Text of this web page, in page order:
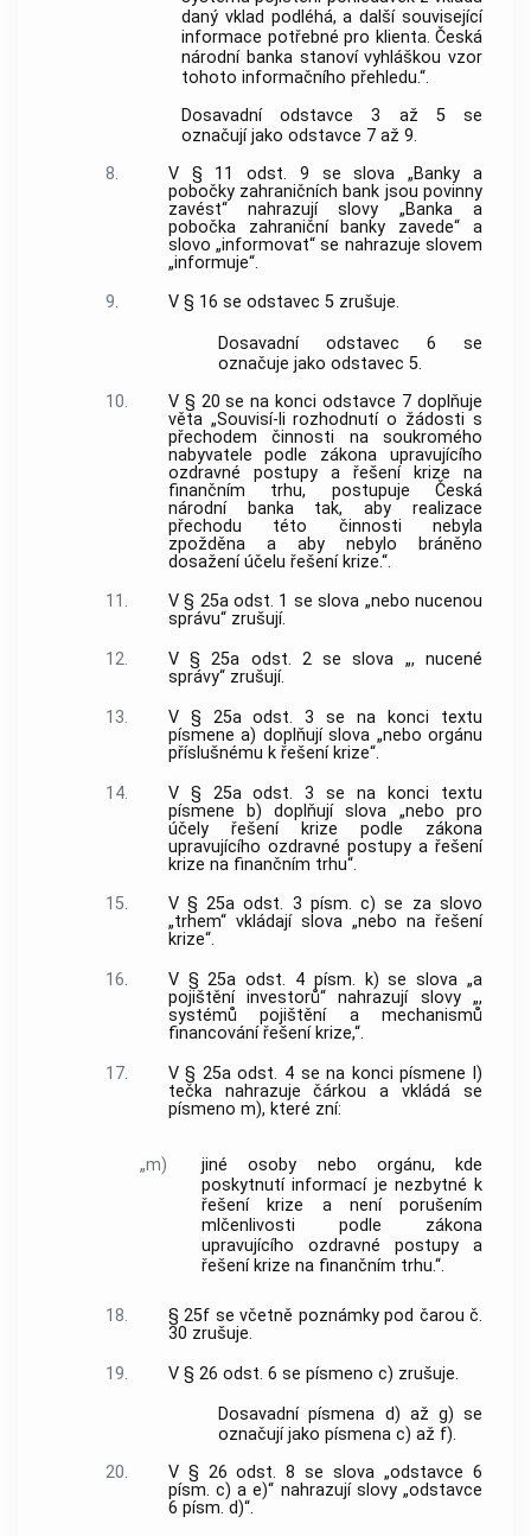
daný vklad podléhá, a další související
informace potřebné pro klienta. Česká
národní banka stanoví vyhláškou vzor
tohoto informačního přehledu.“.
Dosavadní odstavce 3 až 5 se
označují jako odstavce 7 až 9.
8.
V § 11 odst. 9 se slova „Banky a
pobočky zahraničních bank jsou povinny
zavést“ nahrazují slovy „Banka a
pobočka zahraniční banky zavede“ a
slovo „informovat“ se nahrazuje slovem
„informuje“.
9.
V § 16 se odstavec 5 zrušuje.
Dosavadní odstavec 6 se
označuje jako odstavec 5.
10.
V § 20 se na konci odstavce 7 doplňuje
věta „Souvisí-li rozhodnutí o žádosti s
přechodem činnosti na soukromého
nabyvatele podle zákona upravujícího
ozdravné postupy a řešení krize na
finančním trhu, postupuje Česká
národní banka tak, aby realizace
přechodu této činnosti nebyla
zpožděna a aby nebylo bráněno
dosažení účelu řešení krize.“.
11.
V § 25a odst. 1 se slova „nebo nucenou
správu“ zrušují.
12.
V § 25a odst. 2 se slova „, nucené
správy“ zrušují.
13.
V § 25a odst. 3 se na konci textu
písmene a) doplňují slova „nebo orgánu
příslušnému k řešení krize“.
14.
V § 25a odst. 3 se na konci textu
písmene b) doplňují slova „nebo pro
účely řešení krize podle zákona
upravujícího ozdravné postupy a řešení
krize na finančním trhu“.
15.
V § 25a odst. 3 písm. c) se za slovo
„trhem“ vkládají slova „nebo na řešení
krize“.
16.
V § 25a odst. 4 písm. k) se slova „a
pojištění investorů“ nahrazují slovy „,
systémů pojištění a mechanismů
financování řešení krize,“.
17.
V § 25a odst. 4 se na konci písmene l)
tečka nahrazuje čárkou a vkládá se
písmeno m), které zní:
„m)
jiné osoby nebo orgánu, kde
poskytnutí informací je nezbytné k
řešení krize a není porušením
mlčenlivosti podle zákona
upravujícího ozdravné postupy a
řešení krize na finančním trhu.“.
18.
§ 25f se včetně poznámky pod čarou č.
30 zrušuje.
19.
V § 26 odst. 6 se písmeno c) zrušuje.
Dosavadní písmena d) až g) se
označují jako písmena c) až f).
20.
V § 26 odst. 8 se slova „odstavce 6
písm. c) a e)“ nahrazují slovy „odstavce
6 písm. d)“.